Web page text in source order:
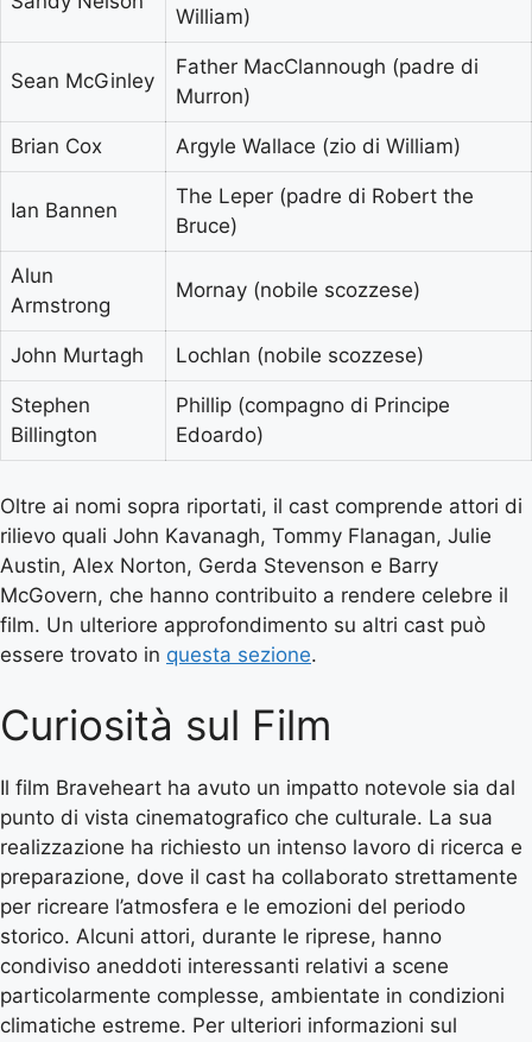
William)
Sean McGinley
Father MacClannough (padre di
Murron)
Brian Cox Argyle Wallace (zio di William)
Ian Bannen
The Leper (padre di Robert the
Bruce)
Alun
Armstrong
Mornay (nobile scozzese)
John Murtagh Lochlan (nobile scozzese)
Stephen
Billington
Phillip (compagno di Principe
Edoardo)
Oltre ai nomi sopra riportati, il cast comprende attori di
rilievo quali John Kavanagh, Tommy Flanagan, Julie
Austin, Alex Norton, Gerda Stevenson e Barry
McGovern, che hanno contribuito a rendere celebre il
film. Un ulteriore approfondimento su altri cast può
essere trovato in questa sezione.
Curiosità sul Film
Il film Braveheart ha avuto un impatto notevole sia dal
punto di vista cinematografico che culturale. La sua
realizzazione ha richiesto un intenso lavoro di ricerca e
preparazione, dove il cast ha collaborato strettamente
per ricreare l’atmosfera e le emozioni del periodo
storico. Alcuni attori, durante le riprese, hanno
condiviso aneddoti interessanti relativi a scene
particolarmente complesse, ambientate in condizioni
climatiche estreme. Per ulteriori informazioni sul